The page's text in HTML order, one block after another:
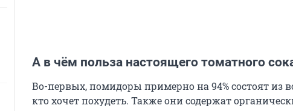
А в чём польза настоящего томатного
Во-первых, помидоры примерно на 94% состоят из
кто хочет похудеть. Также они содержат